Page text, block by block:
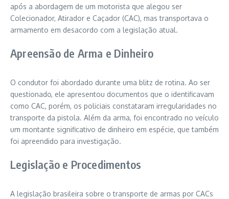
após a abordagem de um motorista que alegou ser
Colecionador, Atirador e Caçador (CAC), mas transportava o
armamento em desacordo com a legislação atual.
Apreensão de Arma e Dinheiro
O condutor foi abordado durante uma blitz de rotina. Ao ser
questionado, ele apresentou documentos que o identificavam
como CAC, porém, os policiais constataram irregularidades no
transporte da pistola. Além da arma, foi encontrado no veículo
um montante significativo de dinheiro em espécie, que também
foi apreendido para investigação.
Legislação e Procedimentos
A legislação brasileira sobre o transporte de armas por CACs